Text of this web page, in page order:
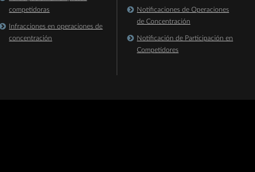
competidoras
Infracciones en operaciones de
concentración
Notificaciones de Operaciones
de Concentración
Notificación de Participación en
Competidores